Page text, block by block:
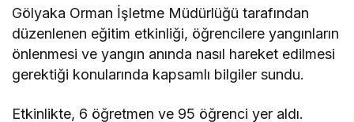
Gölyaka Orman İşletme Müdürlüğü tarafından
düzenlenen eğitim etkinliği, öğrencilere yangınların
önlenmesi ve yangın anında nasıl hareket edilmesi
gerektiği konularında kapsamlı bilgiler sundu.
Etkinlikte, 6 öğretmen ve 95 öğrenci yer aldı.